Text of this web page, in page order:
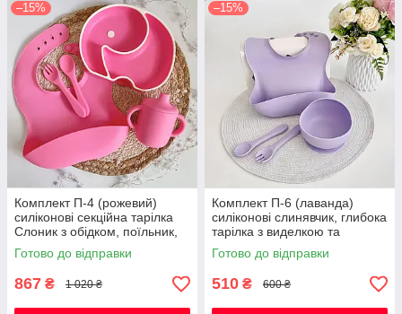
–15%
Комплект П-4 (рожевий)
силіконові секційна тарілка
Слоник з обідком, поїльник,
слюнявчик, ложка та виделка
Готово до відправки
867 ₴ 1 020 ₴
–15%
Комплект П-6 (лаванда)
силіконові слинявчик, глибока
тарілка з виделкою та
ложкою, посуд для прикорму
Готово до відправки
510 ₴ 600 ₴